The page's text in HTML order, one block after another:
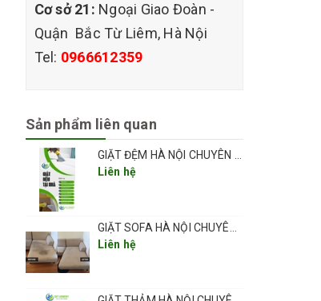
Cơ sở 21: Ngoại Giao Đoàn -
Quận Bắc Từ Liêm, Hà Nội
Tel: 0966612359
Sản phẩm liên quan
Liên hệ
Liên hệ